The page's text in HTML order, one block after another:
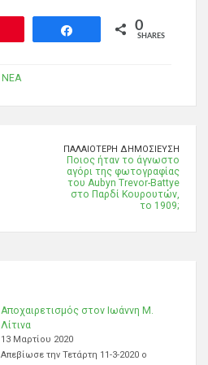
0
SHARES
ΝΕΑ
ΠΑΛΑΙΌΤΕΡΗ ΔΗΜΟΣΊΕΥΣΗ
Ποιος ήταν το άγνωστο
αγόρι της φωτογραφίας
του Aubyn Trevor-Battye
στο Παρδί Κουρουτών,
το 1909;
Αποχαιρετισμός στον Ιωάννη Μ.
Λίτινα
13 Μαρτίου 2020
Απεβίωσε την Τετάρτη 11-3-2020 ο